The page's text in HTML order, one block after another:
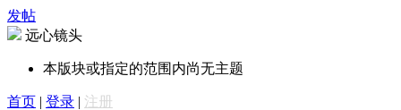
发帖
远心镜头
本版块或指定的范围内尚无主题
首页 | 登录 | 注册